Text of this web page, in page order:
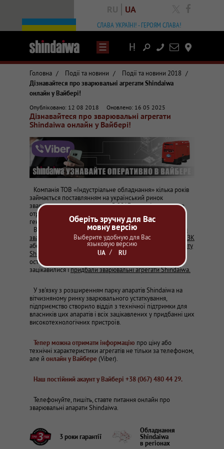
СЛАВА УКРАЇНІ! - ГЕРОЯМ СЛАВА!
RU UA facebook
Написати
лист
Контакты
Головна / Події та новини / Події та новини 2018 /
Дізнавайтеся про зварювальні агрегати Shindaiwa
онлайн у Вайбері!
Статті та огляди про зварювальне обладнання
Shindaiwa в Україні, постачання зварювального обладнання з Японії
Тепер можна отримати інформацію про вартість або експлуатаційні
Опубліковано: 12 08 2018 Оновлено: 16 05 2025
Дізнавайтеся про зварювальні агрегати
Shindaiwa онлайн у Вайбері!
Компанія ТОВ «Індустріальне обладнання» кілька років
займається поставлянням на український ринок
зварювального устаткування. З 2017 року підприємство
отримало право представляти в Україні агрегати і
генератори Shindaiwa.
Внаслідок презентаційних заходів (див.
Випробування
зварювального агрегату SHINDAIWA на Єристівському ГЗК
або
Демонстрація і випробування зварювального агрегату
Shindaiwa на ПАТ "Укртрансгаз"
) та участі у
останні 6-ть місяців багато вітчизняних підприємств
зацікавилися іпридбали зварювальні агрегати Shindaiwa.
У зв'язку з розширенням парку апаратів Shindaiwa на
вітчизняному ринку зварювального устаткування,
підприємство створило відділ з технічної підтримки для
власників цих апаратів і всіх зацікавлених у придбанні цих
високотехнологічних пристроїв.
Тепер можна отримати інформацію про ціну або
технічні характеристики агрегатів не тільки за телефоном,
але й онлайн у Вайбере (Viber).
Наш постійний акаунт у Вайбері +38 (067) 480 44 29.
Телефонуйте, пишіть, ставте питання онлайн про
зварювальні апарати Shindaiwa.
3 роки гарантії
Обладнання
Shindaiwa
в регіонах
Оберіть зручну для Вас
мовну версію
Выберите удобную для Вас
языковую версию
RU
UA